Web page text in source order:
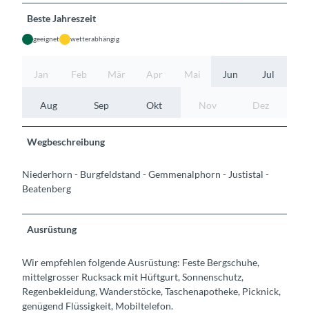
Beste Jahreszeit
geeignet wetterabhängig
Jan Feb Mär Apr Mai Jun Jul
Aug Sep Okt Nov Dez
Wegbeschreibung
Niederhorn - Burgfeldstand - Gemmenalphorn - Justistal -
Beatenberg
Ausrüstung
Wir empfehlen folgende Ausrüstung: Feste Bergschuhe,
mittelgrosser Rucksack mit Hüftgurt, Sonnenschutz,
Regenbekleidung, Wanderstöcke, Taschenapotheke, Picknick,
genügend Flüssigkeit, Mobiltelefon.